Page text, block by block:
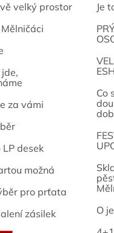
velký prostor
za vámi
desek
možná
pro prťata
zásilek
Je
Co
O